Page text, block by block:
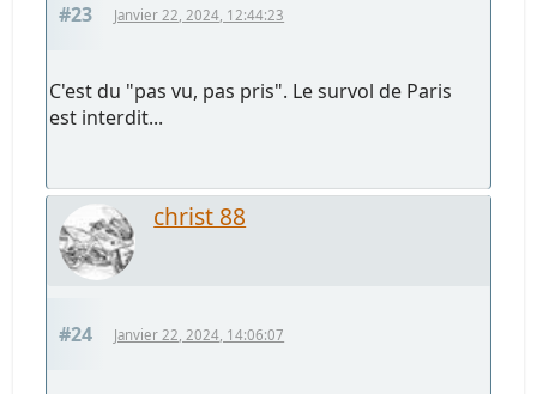
#23 Janvier 22, 2024, 12:44:23
C'est du "pas vu, pas pris". Le survol de Paris
est interdit...
christ 88
#24 Janvier 22, 2024, 14:06:07